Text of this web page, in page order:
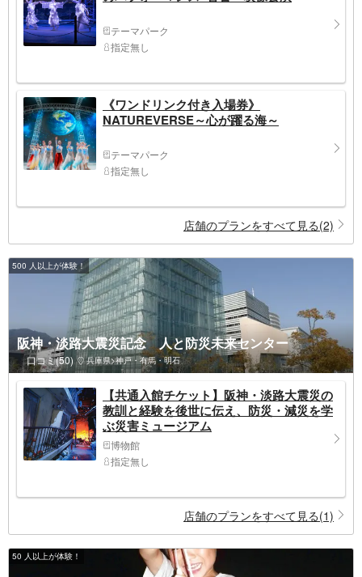
テーマパーク
指定無し
《ワンドリンク付き入場券》
NATUREVERSE～心が躍る海～
テーマパーク
指定無し
店舗のプランをすべて見る(2)
500 人以上が体験！
阪神・淡路大震災記念 人と防災未来センター
口コミ(50) 兵庫県>神戸・有馬・明石
【共通入館チケット】阪神・淡路大震災の
教訓と経験を後世に伝え、防災・減災を学
ぶ災害ミュージアム
博物館
指定無し
店舗のプランをすべて見る(1)
50 人以上が体験！